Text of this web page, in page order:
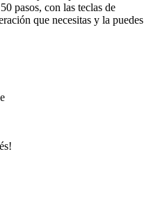
pasos, con las teclas de
que necesitas y la puedes